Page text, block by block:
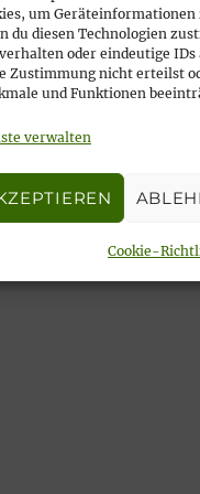
um
du diesen Technologien
oder eindeutige IDs
Zustimmung nicht erteilst
und Funktionen
verwalten
Cookie-
zur